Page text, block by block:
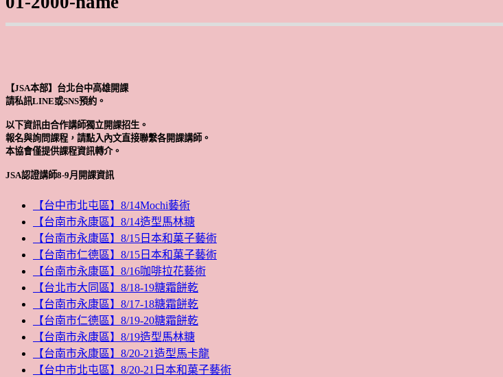
【JSA本部】台北台中高雄開課
請私訊LINE或SNS預約。
以下資訊由合作講師獨立開課招生。
報名與詢問課程，請點入內文直接聯繫各開課講師。
本協會僅提供課程資訊轉介。
JSA認證講師8-9月開課資訊
【台中市北屯區】8/14Mochi藝術
【台南市永康區】8/14造型馬林糖
【台南市永康區】8/15日本和菓子藝術
【台南市仁德區】8/15日本和菓子藝術
【台南市永康區】8/16咖啡拉花藝術
【台北市大同區】8/18-19糖霜餅乾
【台南市永康區】8/17-18糖霜餅乾
【台南市仁德區】8/19-20糖霜餅乾
【台南市永康區】8/19造型馬林糖
【台南市永康區】8/20-21造型馬卡龍
【台中市北屯區】8/20-21日本和菓子藝術